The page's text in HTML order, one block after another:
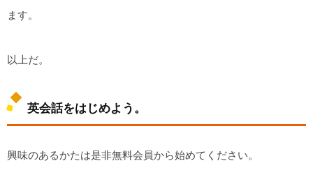
ます。
以上だ。
英会話をはじめよう。
興味のあるかたは是非無料会員から始めてください。